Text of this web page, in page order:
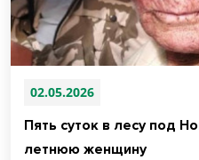
02.05.2026
Пять суток в лесу под
летнюю женщину